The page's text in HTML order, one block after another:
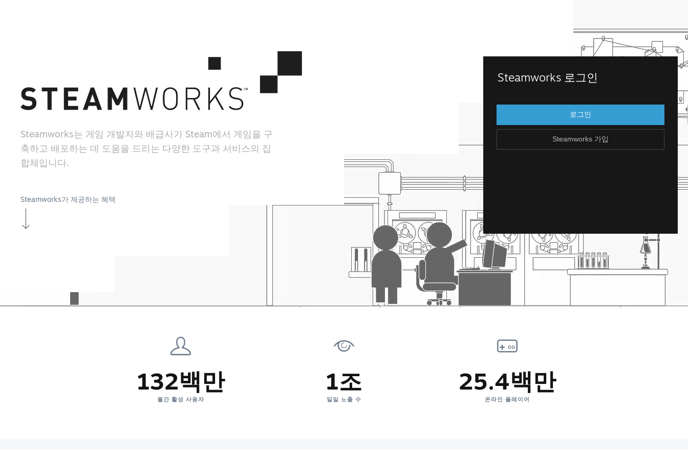
Steamworks는 게임 개발자와 배급사가 Steam에서 게임을 구
축하고 배포하는 데 도움을 드리는 다양한 도구과 서비스의 집
합체입니다.
Steamworks가 제공하는 혜택
Steamworks 로그인
로그인
Steamworks 가입
Steamworks 가입
정으로 로그인하세요. Steam 계정이 없으신
가요? 무료로 손쉽게 만들 수 있습니다!
132백만
월간 활성 사용자
1조
일일 노출 수
25.4백만
온라인 플레이어